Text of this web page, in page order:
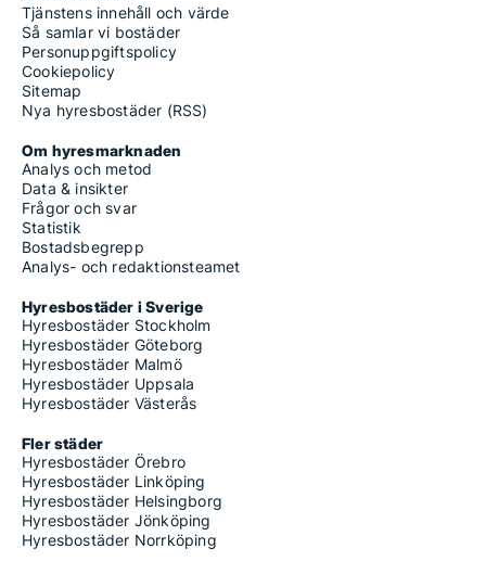
Tjänstens innehåll och värde
Så samlar vi bostäder
Personuppgiftspolicy
Cookiepolicy
Sitemap
Nya hyresbostäder (RSS)
Om hyresmarknaden
Analys och metod
Data & insikter
Frågor och svar
Statistik
Bostadsbegrepp
Analys- och redaktionsteamet
Hyresbostäder i Sverige
Hyresbostäder Stockholm
Hyresbostäder Göteborg
Hyresbostäder Malmö
Hyresbostäder Uppsala
Hyresbostäder Västerås
Fler städer
Hyresbostäder Örebro
Hyresbostäder Linköping
Hyresbostäder Helsingborg
Hyresbostäder Jönköping
Hyresbostäder Norrköping